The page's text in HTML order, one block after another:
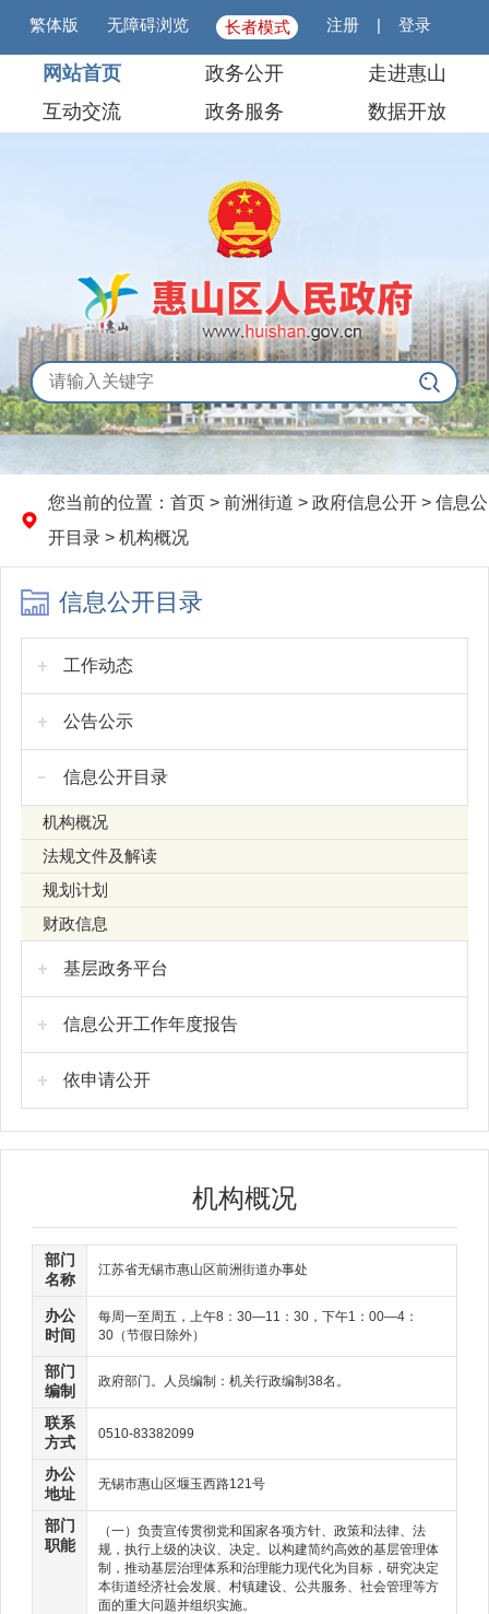
繁体版 无障碍浏览 长者模式 注册 |登录
网站首页 政务公开
走进惠山
互动交流
政务服务 数据开放
您当前的位置： 首页 > 前洲街道 > 政府信息公开 > 信息公
开目录 > 机构概况
信息公开目录
工作动态
公告公示
信息公开目录
机构概况
法规文件及解读
规划计划
财政信息
基层政务平台
信息公开工作年度报告
依申请公开
机构概况
部门
名称
江苏省无锡市惠山区前洲街道办事处
办公
时间
每周一至周五，上午8：30—11：30，下午1：00—4：
30（节假日除外）
部门
编制
政府部门。人员编制：机关行政编制38名。
联系
方式
0510-83382099
办公
地址
无锡市惠山区堰玉西路121号
部门
职能
（一）负责宣传贯彻党和国家各项方针、政策和法律、法
规，执行上级的决议、决定。以构建简约高效的基层管理体
制，推动基层治理体系和治理能力现代化为目标，研究决定
本街道经济社会发展、村镇建设、公共服务、社会管理等方
面的重大问题并组织实施。